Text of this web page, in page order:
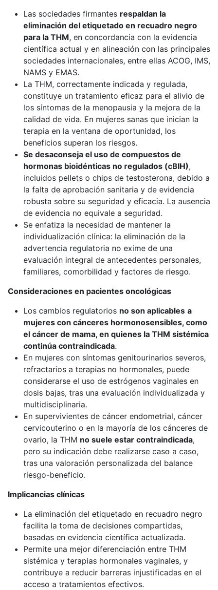
Las sociedades firmantes respaldan la
eliminación del etiquetado en recuadro negro
para la THM, en concordancia con la evidencia
científica actual y en alineación con las principales
sociedades internacionales, entre ellas ACOG, IMS,
NAMS y EMAS.
La THM, correctamente indicada y regulada,
constituye un tratamiento eficaz para el alivio de
los síntomas de la menopausia y la mejora de la
calidad de vida. En mujeres sanas que inician la
terapia en la ventana de oportunidad, los
beneficios superan los riesgos.
Se desaconseja el uso de compuestos de
hormonas bioidénticas no regulados (cBIH),
incluidos pellets o chips de testosterona, debido a
la falta de aprobación sanitaria y de evidencia
robusta sobre su seguridad y eficacia. La ausencia
de evidencia no equivale a seguridad.
Se enfatiza la necesidad de mantener la
individualización clínica: la eliminación de la
advertencia regulatoria no exime de una
evaluación integral de antecedentes personales,
familiares, comorbilidad y factores de riesgo.
Consideraciones en pacientes oncológicas
Los cambios regulatorios no son aplicables a
mujeres con cánceres hormonosensibles, como
el cáncer de mama, en quienes la THM sistémica
continúa contraindicada.
En mujeres con síntomas genitourinarios severos,
refractarios a terapias no hormonales, puede
considerarse el uso de estrógenos vaginales en
dosis bajas, tras una evaluación individualizada y
multidisciplinaria.
En supervivientes de cáncer endometrial, cáncer
cervicouterino o en la mayoría de los cánceres de
ovario, la THM no suele estar contraindicada,
pero su indicación debe realizarse caso a caso,
tras una valoración personalizada del balance
riesgo-beneficio.
Implicancias clínicas
La eliminación del etiquetado en recuadro negro
facilita la toma de decisiones compartidas,
basadas en evidencia científica actualizada.
Permite una mejor diferenciación entre THM
sistémica y terapias hormonales vaginales, y
contribuye a reducir barreras injustificadas en el
acceso a tratamientos efectivos.